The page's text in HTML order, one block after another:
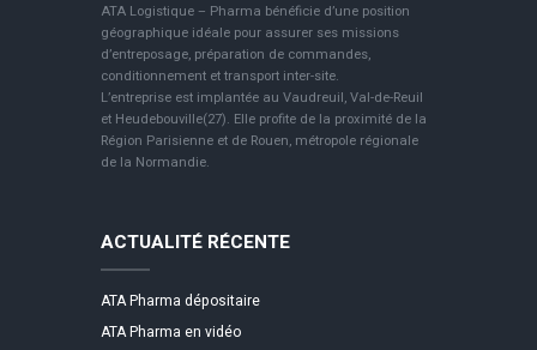
ATA Logistique – Pharma bénéficie d’une position
géographique idéale pour assurer ses missions
d’entreposage, préparation de commandes,
conditionnement et transport inter-site.
L’entreprise est implantée au Vaudreuil, Val-de-Reuil
et Heudebouville(27). Elle profite de la proximité de la
Région Parisienne et de Rouen, métropole régionale
de la Normandie.
ACTUALITÉ RÉCENTE
ATA Pharma dépositaire
ATA Pharma en vidéo